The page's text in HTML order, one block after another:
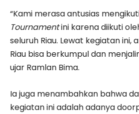
“Kami merasa antusias
Tournamentini karena diikuti
seluruh Riau. Lewat kegiatan ini,
Riau bisa berkumpul dan
ujar Ramlan Bima.
Ia juga menambahkan bahwa
kegiatan ini adalah adanya